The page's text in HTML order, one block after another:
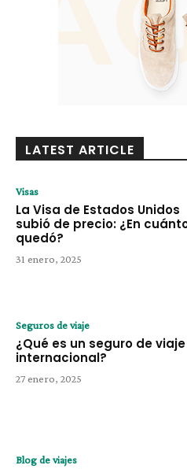
LATEST ARTICLE
Visas
La Visa de Estados Unidos
subió de precio: ¿En
quedó?
31 enero, 2025
Seguros de viaje
¿Qué es un seguro de viaje
internacional?
27 enero, 2025
Blog de viajes